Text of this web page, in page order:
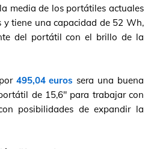
media de los portátiles actuales
y tiene una capacidad de 52 Wh,
del portátil con el brillo de la
495,04 euros sera una buena
de 15,6" para trabajar con
posibilidades de expandir la